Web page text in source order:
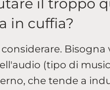
il troppo
in cuffia?
(tipo di
che tende a